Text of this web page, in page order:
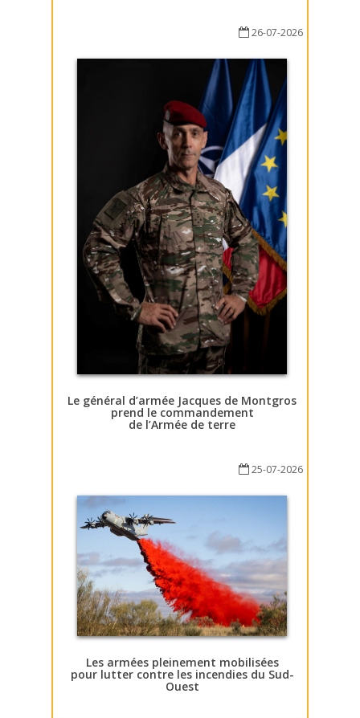
26-07-2026
Le général d’armée Jacques de Montgros
prend le commandement
de l’Armée de terre
25-07-2026
Les armées pleinement mobilisées
pour lutter contre les incendies du Sud-
Ouest